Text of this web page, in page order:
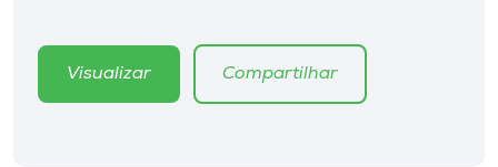
EditoraVisualizar Compartilhar